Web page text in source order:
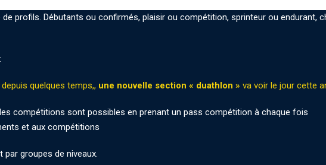
profils. Débutants ou confirmés, plaisir ou compétition, sprinteur ou endurant,
quelques temps,, une nouvelle section « duathlon » va voir le jour cette
compétitions sont possibles en prenant un pass compétition à chaque fois
et aux compétitions
groupes de niveaux.